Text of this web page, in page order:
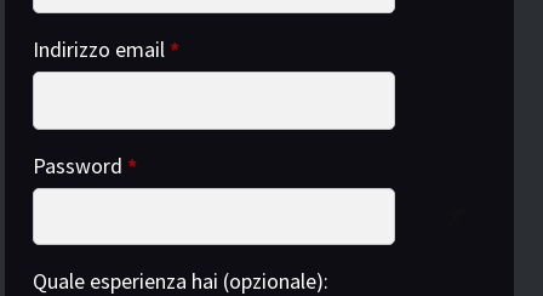
Indirizzo email*
Password*
Quale esperienza hai (opzionale):